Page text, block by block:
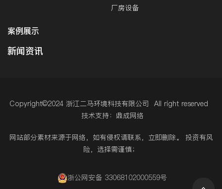
厂房设备
案例展示
新闻资讯
Copyright©2024 浙江二马环境科技有限公司 All right reserved
技术支持：鼎成网络
网站部分素材来源于网络，如有侵权请联系，立即删除。 投资有风
险，选择需谨慎；
浙公网安备 33068102000559号